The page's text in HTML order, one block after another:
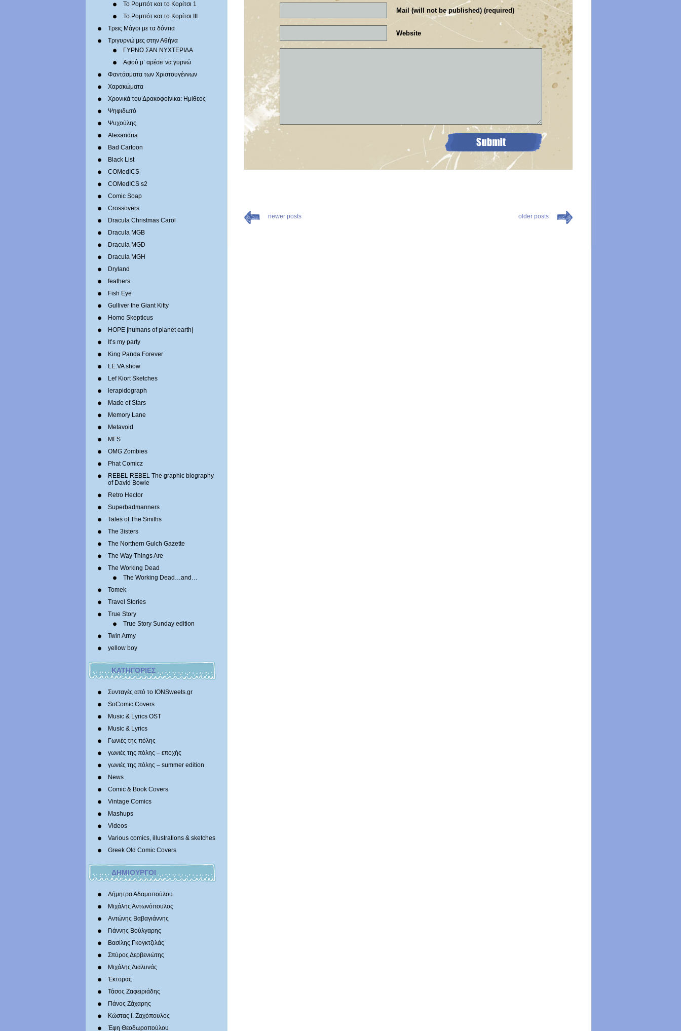
Το Ρομπότ και το Κορίτσι 1
Το Ρομπότ και το Κορίτσι III
Τρεις Μάγοι με τα δόντια
Τριγυρνώ μες στην Αθήνα
ΓΥΡΝΩ ΣΑΝ ΝΥΧΤΕΡΙΔΑ
Αφού μ’ αρέσει να γυρνώ
Φαντάσματα των Χριστουγέννων
Χαρακώματα
Χρονικά του Δρακοφοίνικα: Ημίθεος
Ψηφιδωτό
Ψυχούλης
Alexandria
Bad Cartoon
Black List
COMedICS
COMedICS s2
Comic Soap
Crossovers
Dracula Christmas Carol
Dracula MGB
Dracula MGD
Dracula MGH
Dryland
feathers
Fish Eye
Gulliver the Giant Kitty
Homo Skepticus
HOPE |humans of planet earth|
It’s my party
King Panda Forever
LE.VA show
Lef Kiort Sketches
lerapidograph
Made of Stars
Memory Lane
Metavoid
MFS
OMG Zombies
Phat Comicz
REBEL REBEL The graphic biography
of David Bowie
Retro Hector
Superbadmanners
Tales of The Smiths
The 3isters
The Northern Gulch Gazette
The Way Things Are
The Working Dead
The Working Dead…and…
Tomek
Travel Stories
True Story
True Story Sunday edition
Twin Army
yellow boy
ΚΑΤΗΓΟΡΙΕΣ
Συνταγές από το IONSweets.gr
SoComic Covers
Music & Lyrics OST
Music & Lyrics
Γωνιές της πόλης
γωνιές της πόλης – εποχής
γωνιές της πόλης – summer edition
News
Comic & Book Covers
Vintage Comics
Mashups
Videos
Various comics, illustrations & sketches
Greek Old Comic Covers
ΔΗΜΙΟΥΡΓΟΙ
Δήμητρα Αδαμοπούλου
Μιχάλης Αντωνόπουλος
Αντώνης Βαβαγιάννης
Γιάννης Βούλγαρης
Βασίλης Γκογκτζιλάς
Σπύρος Δερβενιώτης
Mιχάλης Διαλυνάς
Έκτορας
Τάσος Ζαφειριάδης
Πάνος Ζάχαρης
Κώστας Ι. Ζαχόπουλoς
Έφη Θεοδωροπούλου
Mail (will not be published) (required)
Website
newer posts older posts